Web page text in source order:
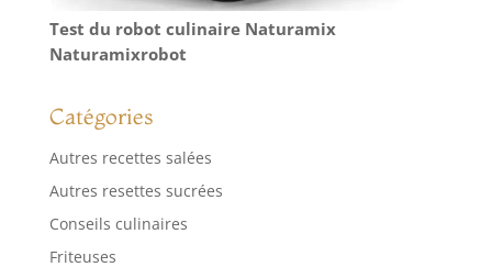
Test du robot culinaire Naturamix
Naturamixrobot
Catégories
Autres recettes salées
Autres resettes sucrées
Conseils culinaires
Friteuses